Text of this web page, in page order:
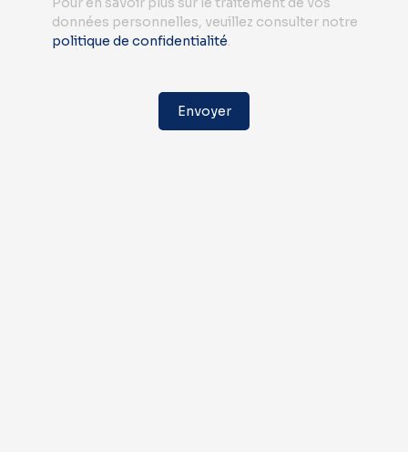
données personnelles, veuillez consulter notre
politique de confidentialité.
Envoyer